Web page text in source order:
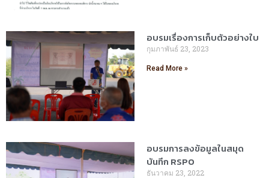
อบรมเรื่องการเก็บตัวอย่างใบ
กุมภาพันธ์ 23, 2023
Read More »
อบรมการลงข้อมูลในสมุด
บันทึก RSPO
ธันวาคม 23, 2022